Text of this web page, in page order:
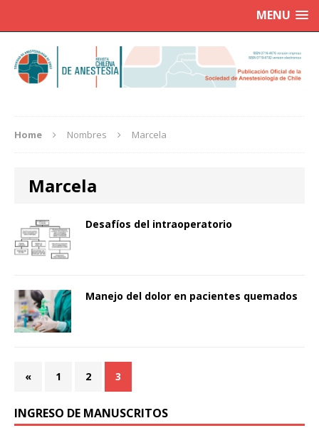
MENU
Home Nombres Marcela
Marcela
Desafíos del intraoperatorio
Manejo del dolor en pacientes quemados
« 1 2 3
INGRESO DE MANUSCRITOS